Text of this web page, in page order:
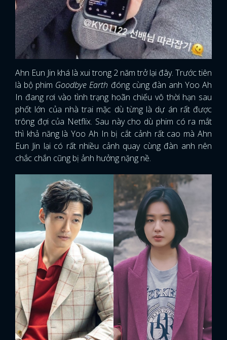
Ahn Eun Jin khá là xui trong 2 năm trở lại đây. Trước tiên
là bộ phim Goodbye Earth đóng cùng đàn anh Yoo Ah
In đang rơi vào tình trạng hoãn chiếu vô thời hạn sau
phốt lớn của nhà trai mặc dù từng là dự án rất được
trông đợi của Netflix. Sau này cho dù phim có ra mắt
thì khả năng là Yoo Ah In bị cắt cảnh rất cao mà Ahn
Eun Jin lại có rất nhiều cảnh quay cùng đàn anh nên
chắc chắn cũng bị ảnh hưởng nặng nề.